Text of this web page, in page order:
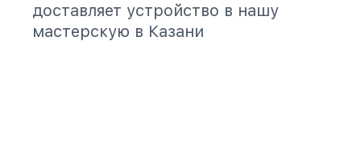
доставляет устройство в нашу
мастерскую в Казани